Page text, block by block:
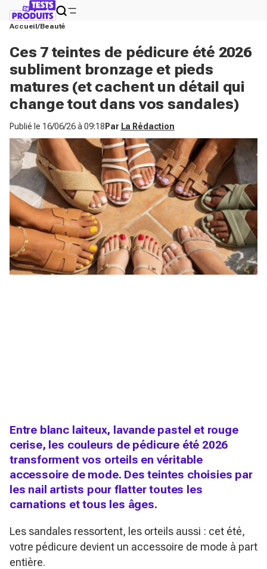
Accueil Beauté
Ces 7 teintes de pédicure été 2026
subliment bronzage et pieds
matures (et cachent un détail qui
change tout dans vos sandales)
Publié le 16/06/26 à 09:18 Par La Rédaction
Entre blanc laiteux, lavande pastel et rouge
cerise, les couleurs de pédicure été 2026
transforment vos orteils en véritable
accessoire de mode. Des teintes choisies par
les nail artists pour flatter toutes les
carnations et tous les âges.
Les sandales ressortent, les orteils aussi : cet été,
votre pédicure devient un accessoire de mode à part
entière.